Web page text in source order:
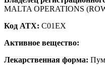
MALTA OPERATIONS
Код ATX: C01EX
Активное вещество:
Лекарственная форма: